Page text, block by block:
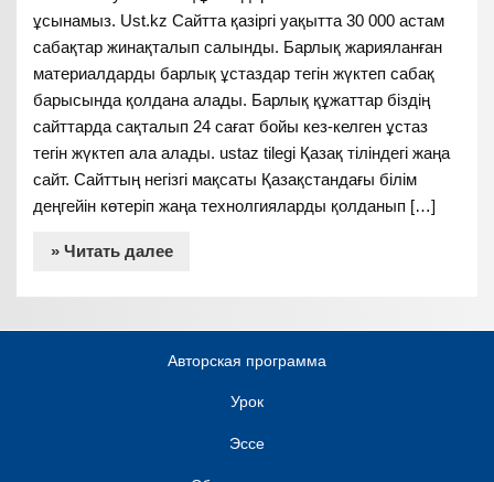
ұсынамыз. Ust.kz Сайтта қазіргі уақытта 30 000 астам
сабақтар жинақталып салынды. Барлық жарияланған
материалдарды барлық ұстаздар тегін жүктеп сабақ
барысында қолдана алады. Барлық құжаттар біздің
сайттарда сақталып 24 сағат бойы кез-келген ұстаз
тегін жүктеп ала алады. ustaz tilegi Қазақ тіліндегі жаңа
сайт. Сайттың негізгі мақсаты Қазақстандағы білім
деңгейін көтеріп жаңа технолгияларды қолданып […]
» Читать далее
Авторская программа
Урок
Эссе